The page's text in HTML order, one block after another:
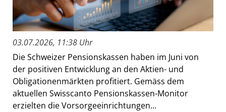
03.07.2026, 11:38 Uhr
Die Schweizer Pensionskassen haben im Juni von
der positiven Entwicklung an den Aktien- und
Obligationenmärkten profitiert. Gemäss dem
aktuellen Swisscanto Pensionskassen-Monitor
erzielten die Vorsorgeeinrichtungen...